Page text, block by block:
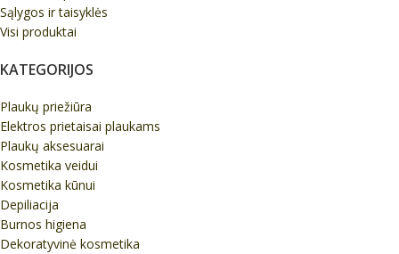
Sąlygos ir taisyklės
Visi produktai
KATEGORIJOS
Plaukų priežiūra
Elektros prietaisai plaukams
Plaukų aksesuarai
Kosmetika veidui
Kosmetika kūnui
Depiliacija
Burnos higiena
Dekoratyvinė kosmetika